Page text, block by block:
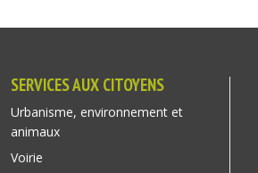
SERVICES AUX CITOYENS
Urbanisme, environnement et
animaux
Voirie